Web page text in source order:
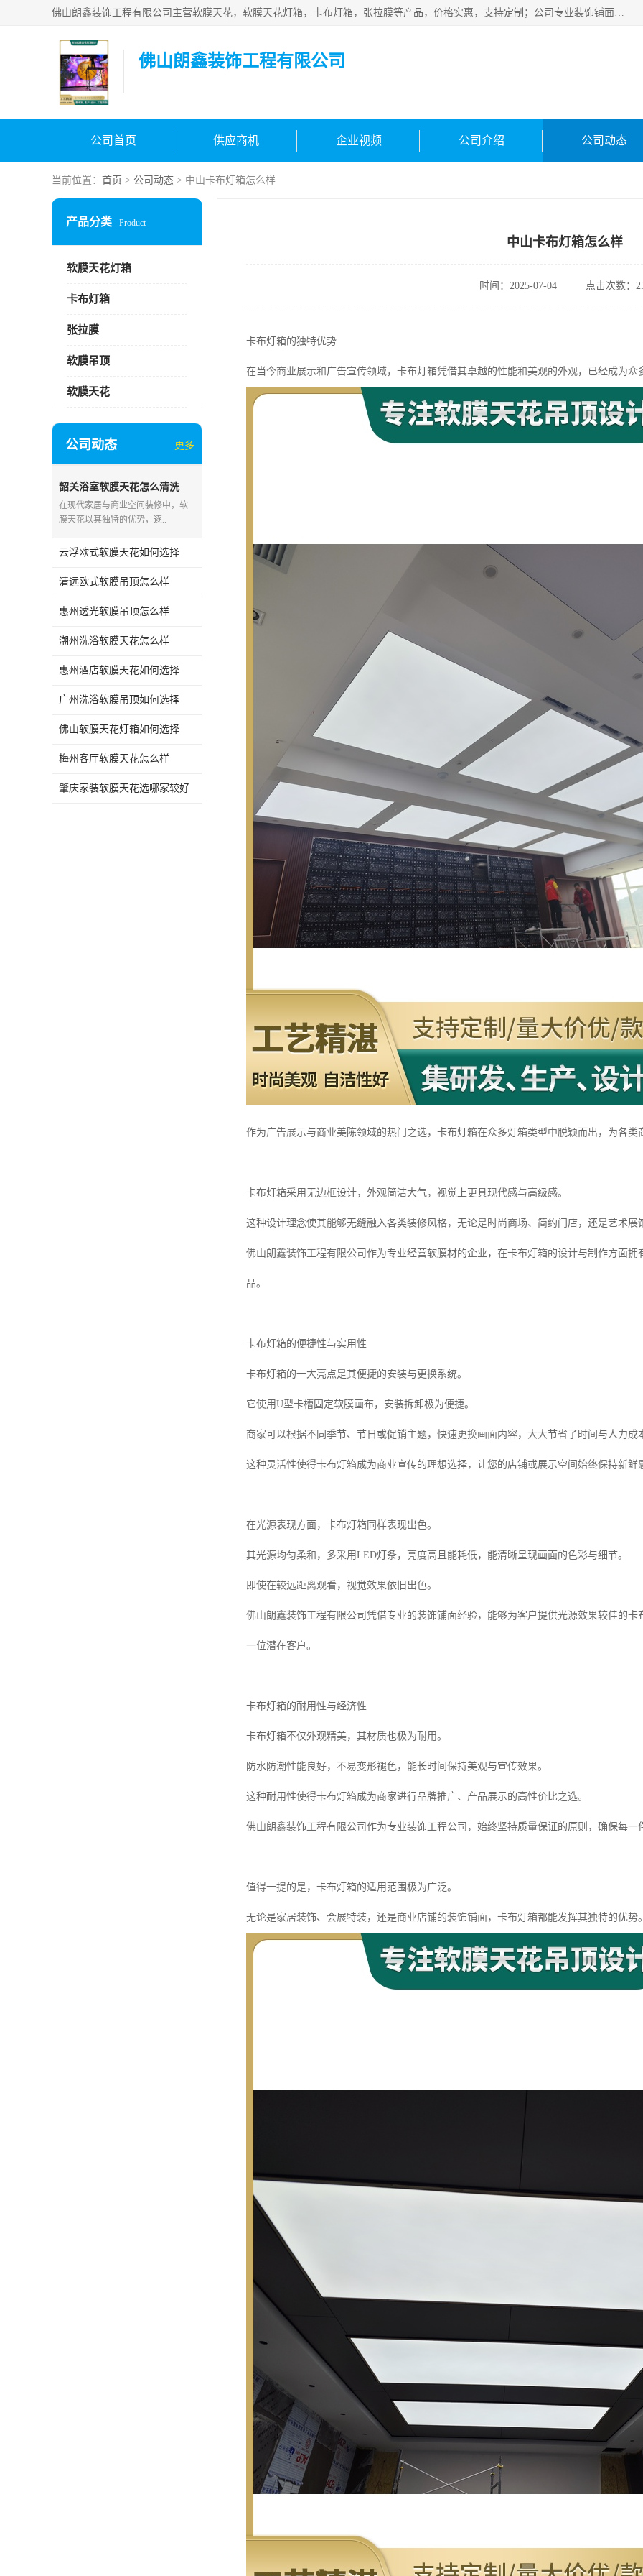
佛山朗鑫装饰工程有限公司主营软膜天花，软膜天花灯箱，卡布灯箱，张拉膜等产品，价格实惠，支持定制；公司专业装饰铺面，家居，会展特装，软膜等工程，技能精良人员，安装快、价格合理，质量保证、热诚与各方有识人士合作，欢迎新老客户来电咨询。
佛山朗鑫装饰工程有限公司
公司首页 供应商机 企业视频 公司介绍 公司动态
当前位置： 首页 > 公司动态 > 中山卡布灯箱怎么样
产品分类 Product
软膜天花灯箱
卡布灯箱
张拉膜
软膜吊顶
软膜天花
公司动态 更多
韶关浴室软膜天花怎么清洗
在现代家居与商业空间装修中，软
膜天花以其独特的优势，逐..
云浮欧式软膜天花如何选择
清远欧式软膜吊顶怎么样
惠州透光软膜吊顶怎么样
潮州洗浴软膜天花怎么样
惠州酒店软膜天花如何选择
广州洗浴软膜吊顶如何选择
佛山软膜天花灯箱如何选择
梅州客厅软膜天花怎么样
肇庆家装软膜天花选哪家较好
中山卡布灯箱怎么样
时间：2025-07-04 点击次数：
卡布灯箱的独特优势
在当今商业展示和广告宣传领域，卡布灯箱凭借其卓越的性能和美观的外观，已经成为众
作为广告展示与商业美陈领域的热门之选，卡布灯箱在众多灯箱类型中脱颖而出，为各类
卡布灯箱采用无边框设计，外观简洁大气，视觉上更具现代感与高级感。
这种设计理念使其能够无缝融入各类装修风格，无论是时尚商场、简约门店，还是艺术展
佛山朗鑫装饰工程有限公司作为专业经营软膜材的企业，在卡布灯箱的设计与制作方面
品。
卡布灯箱的便捷性与实用性
卡布灯箱的一大亮点是其便捷的安装与更换系统。
它使用U型卡槽固定软膜画布，安装拆卸极为便捷。
商家可以根据不同季节、节日或促销主题，快速更换画面内容，大大节省了时间与人力成
这种灵活性使得卡布灯箱成为商业宣传的理想选择，让您的店铺或展示空间始终保持新鲜
在光源表现方面，卡布灯箱同样表现出色。
其光源均匀柔和，多采用LED灯条，亮度高且能耗低，能清晰呈现画面的色彩与细节。
即使在较远距离观看，视觉效果依旧出色。
佛山朗鑫装饰工程有限公司凭借专业的装饰铺面经验，能够为客户提供光源效果较佳的
一位潜在客户。
卡布灯箱的耐用性与经济性
卡布灯箱不仅外观精美，其材质也极为耐用。
防水防潮性能良好，不易变形褪色，能长时间保持美观与宣传效果。
这种耐用性使得卡布灯箱成为商家进行品牌推广、产品展示的高性价比之选。
佛山朗鑫装饰工程有限公司作为专业装饰工程公司，始终坚持质量保证的原则，确保每一
值得一提的是，卡布灯箱的适用范围极为广泛。
无论是家居装饰、会展特装，还是商业店铺的装饰铺面，卡布灯箱都能发挥其独特的优势。